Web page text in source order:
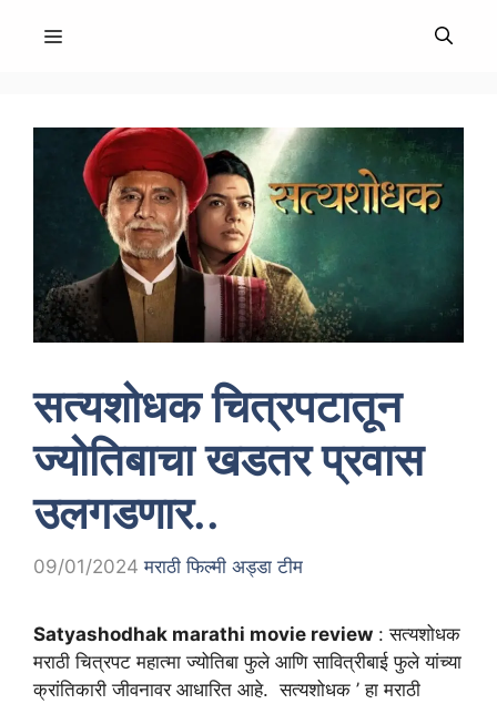
MENU
सत्यशोधक चित्रपटातून
ज्योतिबाचा खडतर प्रवास
उलगडणार..
09/01/2024 मराठी फिल्मी अड्डा टीम
Satyashodhak marathi movie review : सत्यशोधक
मराठी चित्रपट महात्मा ज्योतिबा फुले आणि सावित्रीबाई फुले यांच्या
क्रांतिकारी जीवनावर आधारित आहे. सत्यशोधक ’ हा मराठी